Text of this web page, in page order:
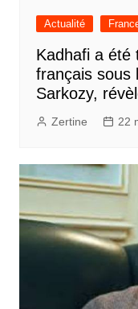
Actualité
Kadhafi a été
français sous
Sarkozy,
Zertine 22